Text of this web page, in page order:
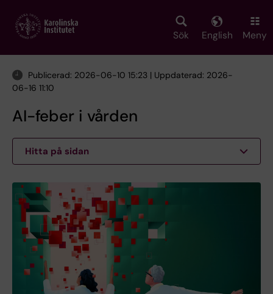
main
Sök English Meny
Publicerad: 2026-06-10 15:23 | Uppdaterad: 2026-
06-16 11:10
AI-feber i vården
Hitta på sidan